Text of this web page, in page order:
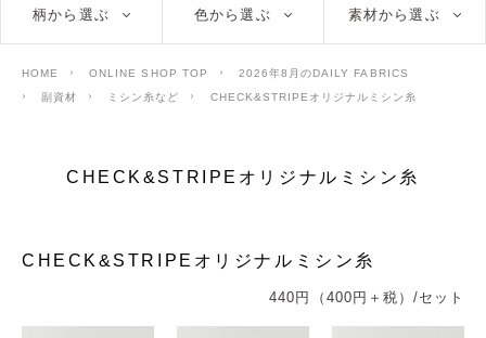
柄から選ぶ 色から選ぶ 素材から選ぶ
HOME ONLINE SHOP TOP
2026年8月のDAILY FABRICS
副資材
ミシン糸など CHECK&STRIPEオリジナルミシン糸
CHECK&STRIPEオリジナルミシン糸
CHECK&STRIPEオリジナルミシン糸
440円（400円＋税）/セット